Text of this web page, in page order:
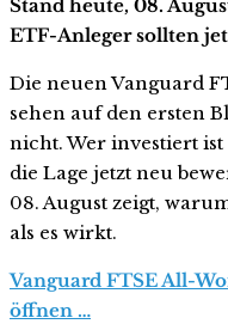
Stand heute, 08.
ETF-Anleger sollten
Die neuen Vanguard
sehen auf den ersten
nicht. Wer investiert
die Lage jetzt neu
08. August zeigt,
als es wirkt.
Vanguard FTSE All-
öffnen …